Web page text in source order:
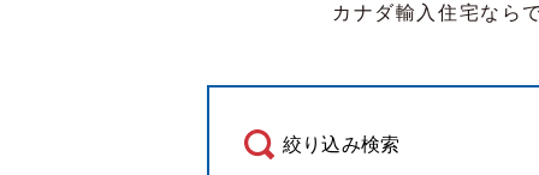
カナダ輸入住宅なら
絞り込み検索